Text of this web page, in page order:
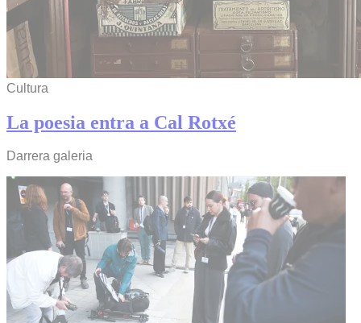
Cultura
La poesia entra a Cal Rotxé
Darrera galeria